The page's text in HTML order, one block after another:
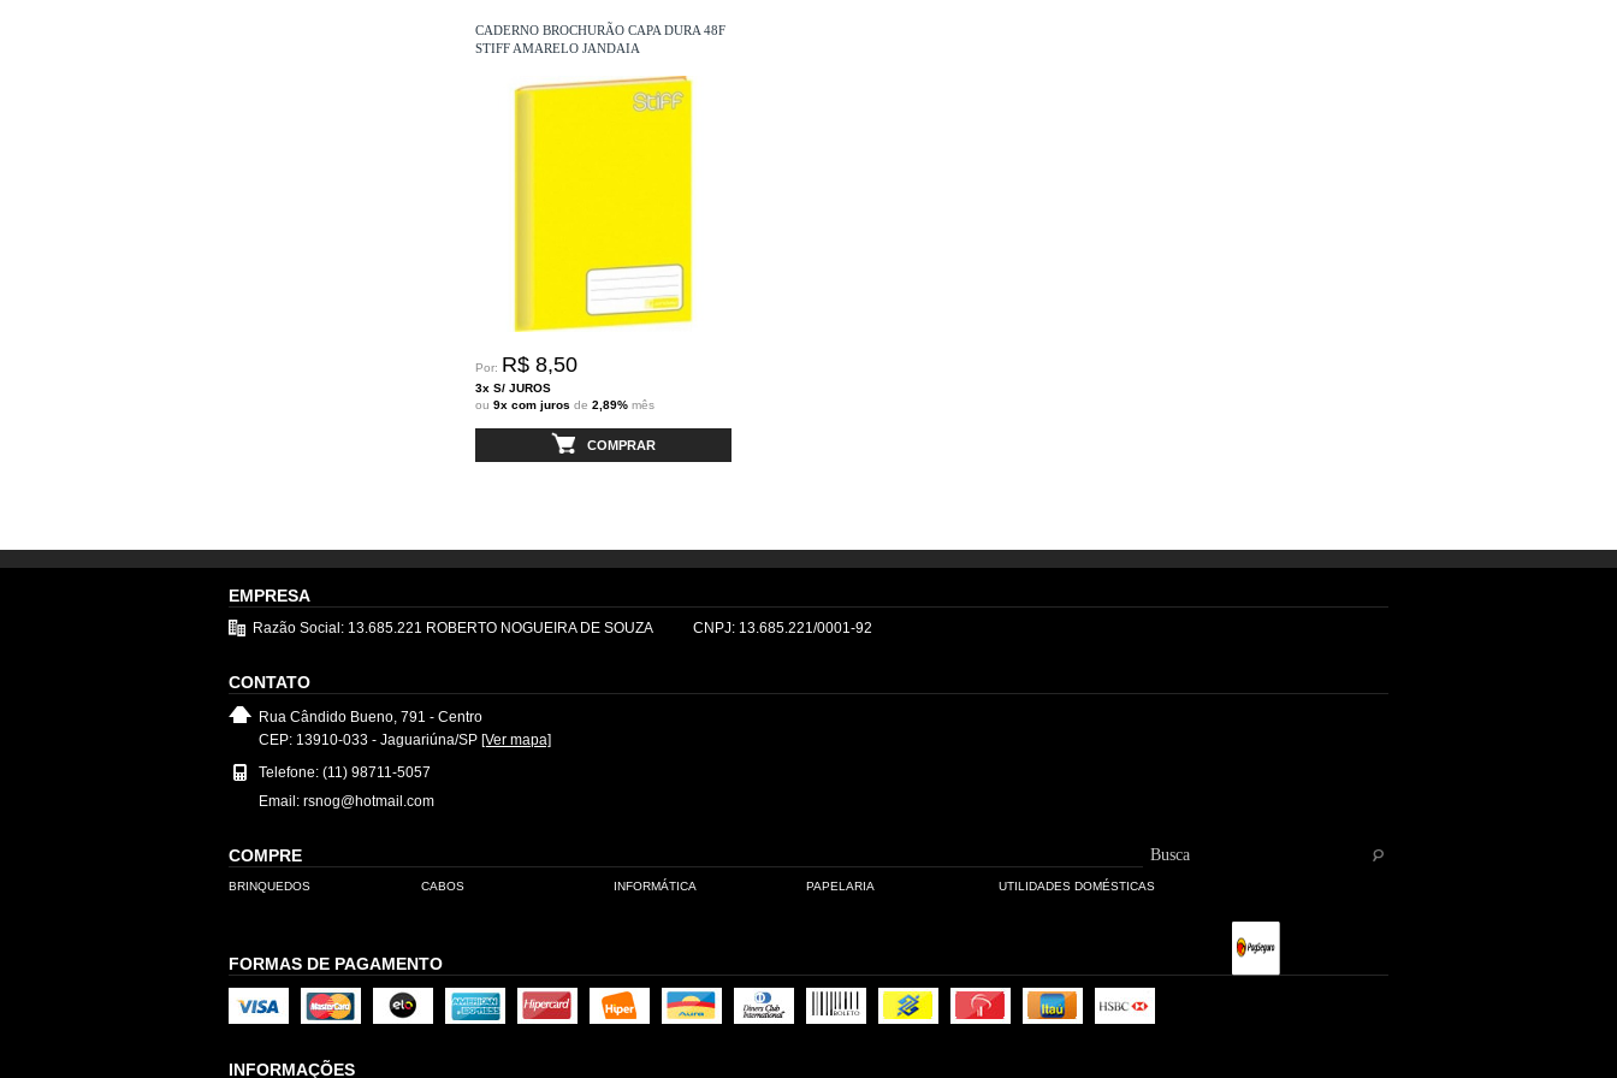
CADERNO BROCHURÃO CAPA DURA 48F
STIFF AMARELO JANDAIA
Por: R$ 8,50
3x S/ JUROS
ou 9x com juros de 2,89% mês
COMPRAR
EMPRESA
Razão Social: 13.685.221 ROBERTO NOGUEIRA DE SOUZA CNPJ: 13.685.221/0001-92
CONTATO
Rua Cândido Bueno, 791 - Centro
CEP: 13910-033 - Jaguariúna/SP [Ver mapa]
Telefone: (11) 98711-5057
Email: rsnog@hotmail.com
COMPRE
BRINQUEDOS CABOS INFORMÁTICA PAPELARIA UTILIDADES DOMÉSTICAS
FORMAS DE PAGAMENTO
INFORMAÇÕES